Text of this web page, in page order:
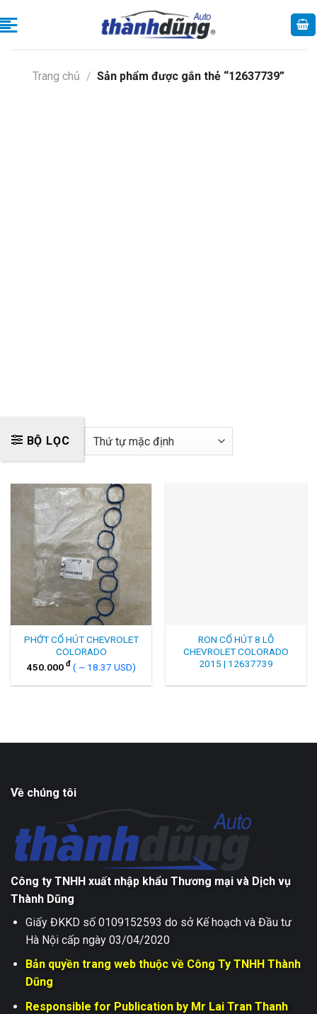
to
Trang chủ / Sản phẩm được gắn thẻ “12637739”
BỘ LỌC
PHỚT CỔ HÚT CHEVROLET
COLORADO
450.000 đ ( ~ 18.37 USD)
RON CỔ HÚT 8 LỖ
CHEVROLET COLORADO
2015 | 12637739
Về chúng tôi
Công ty TNHH xuất nhập khẩu Thương mại và Dịch vụ
Thành Dũng
Giấy ĐKKD số 0109152593 do sở Kế hoạch và Đầu tư
Hà Nội cấp ngày 03/04/2020
Bản quyền trang web thuộc về Công Ty TNHH Thành
Dũng
Responsible for Publication by Mr Lai Tran Thanh